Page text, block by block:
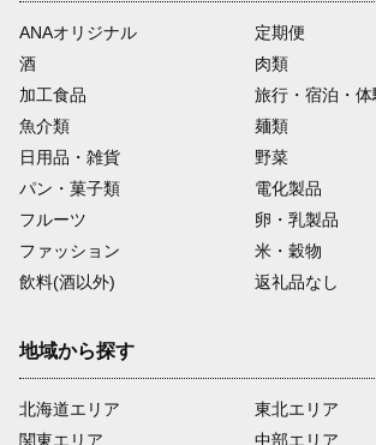
ANAオリジナル
定期便
酒
肉類
加工食品
旅行・宿泊・体
魚介類
麺類
日用品・雑貨
野菜
パン・菓子類
電化製品
フルーツ
卵・乳製品
ファッション
米・穀物
飲料(酒以外)
返礼品なし
地域から探す
北海道エリア
関東エリア
東北エリア
中部エリア